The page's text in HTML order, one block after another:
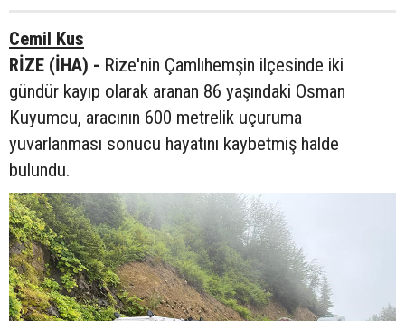
Cemil Kus
RİZE (İHA) - Rize'nin Çamlıhemşin ilçesinde iki
gündür kayıp olarak aranan 86 yaşındaki Osman
Kuyumcu, aracının 600 metrelik uçuruma
yuvarlanması sonucu hayatını kaybetmiş halde
bulundu.